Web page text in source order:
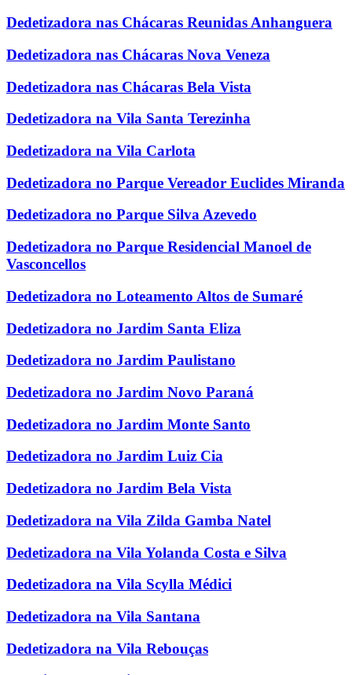
Dedetizadora nas Chácaras Reunidas Anhanguera
Dedetizadora nas Chácaras Nova Veneza
Dedetizadora nas Chácaras Bela Vista
Dedetizadora na Vila Santa Terezinha
Dedetizadora na Vila Carlota
Dedetizadora no Parque Vereador Euclides Miranda
Dedetizadora no Parque Silva Azevedo
Dedetizadora no Parque Residencial Manoel de
Vasconcellos
Dedetizadora no Loteamento Altos de Sumaré
Dedetizadora no Jardim Santa Eliza
Dedetizadora no Jardim Paulistano
Dedetizadora no Jardim Novo Paraná
Dedetizadora no Jardim Monte Santo
Dedetizadora no Jardim Luiz Cia
Dedetizadora no Jardim Bela Vista
Dedetizadora na Vila Zilda Gamba Natel
Dedetizadora na Vila Yolanda Costa e Silva
Dedetizadora na Vila Scylla Médici
Dedetizadora na Vila Santana
Dedetizadora na Vila Rebouças